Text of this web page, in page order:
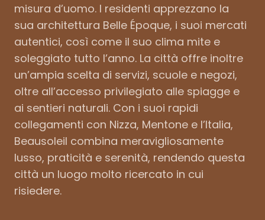
misura d’uomo. I residenti apprezzano la
sua architettura Belle Époque, i suoi mercati
autentici, così come il suo clima mite e
soleggiato tutto l’anno. La città offre inoltre
un’ampia scelta di servizi, scuole e negozi,
oltre all’accesso privilegiato alle spiagge e
ai sentieri naturali. Con i suoi rapidi
collegamenti con Nizza, Mentone e l’Italia,
Beausoleil combina meravigliosamente
lusso, praticità e serenità, rendendo questa
città un luogo molto ricercato in cui
risiedere.